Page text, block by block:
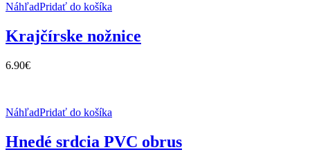
NáhľadPridať do košíka
Krajčírske nožnice
6.90€
NáhľadPridať do košíka
Hnedé srdcia PVC obrus